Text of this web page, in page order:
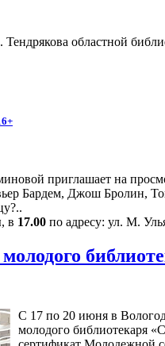
областной
приглашает на
Бардем, Джош Бролин,
, в 17.00 по адресу: ул. М.
С 17 по 20 июня в
молодого библиотекаря